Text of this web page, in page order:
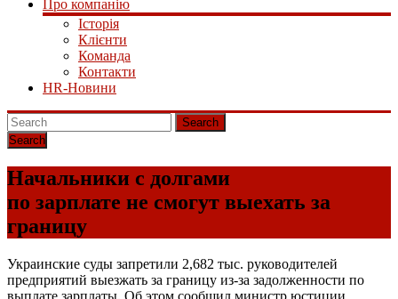
Про компанію
Історія
Клієнти
Команда
Контакти
HR-Новини
Search
Начальники с долгами
по зарплате не смогут выехать за
границу
Украинские суды запретили 2,682 тыс. руководителей
предприятий выезжать за границу из-за задолженности по
выплате зарплаты. Об этом сообщил министр юстиции